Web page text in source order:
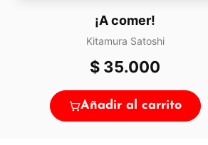
¡A comer!
Kitamura Satoshi
$ 35.000
Añadir al carrito